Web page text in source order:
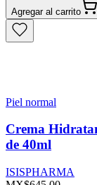
Agregar al carrito
Piel normal
Crema
de 40ml
ISISPHARMA